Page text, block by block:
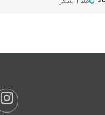
منذ 1 شهر